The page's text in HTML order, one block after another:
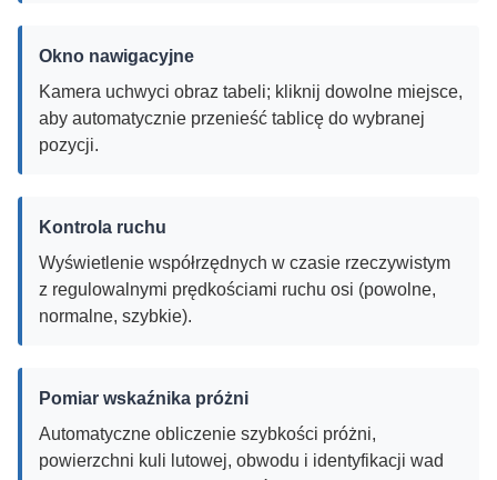
Okno nawigacyjne
Kamera uchwyci obraz tabeli; kliknij dowolne miejsce,
aby automatycznie przenieść tablicę do wybranej
pozycji.
Kontrola ruchu
Wyświetlenie współrzędnych w czasie rzeczywistym
z regulowalnymi prędkościami ruchu osi (powolne,
normalne, szybkie).
Pomiar wskaźnika próżni
Automatyczne obliczenie szybkości próżni,
powierzchni kuli lutowej, obwodu i identyfikacji wad